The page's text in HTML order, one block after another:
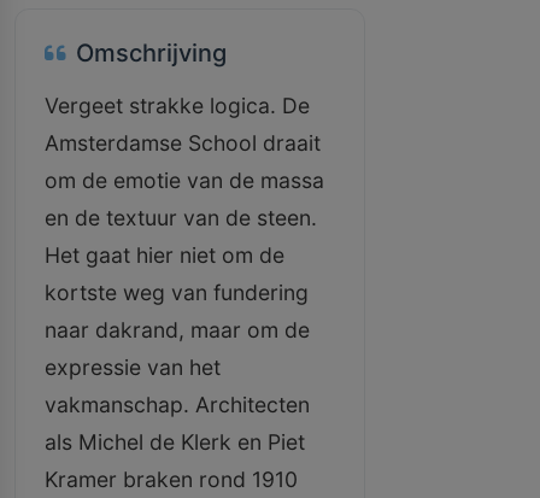
Omschrijving
Vergeet strakke logica. De
Amsterdamse School draait
om de emotie van de massa
en de textuur van de steen.
Het gaat hier niet om de
kortste weg van fundering
naar dakrand, maar om de
expressie van het
vakmanschap. Architecten
als Michel de Klerk en Piet
Kramer braken rond 1910